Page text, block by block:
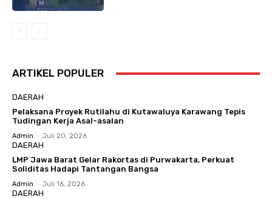
ARTIKEL POPULER
DAERAH
Pelaksana Proyek Rutilahu di Kutawaluya Karawang Tepis
Tudingan Kerja Asal-asalan
Admin - Juli 20, 2026
DAERAH
LMP Jawa Barat Gelar Rakortas di Purwakarta, Perkuat
Soliditas Hadapi Tantangan Bangsa
Admin - Juli 16, 2026
DAERAH